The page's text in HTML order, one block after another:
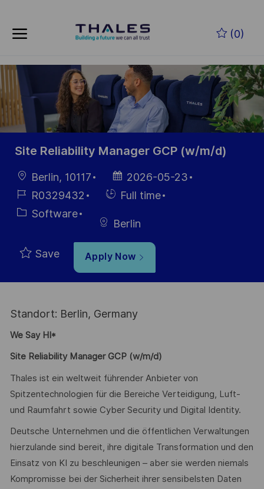
(0)
-
Site Reliability Manager GCP (w/m/d)
LocationBerlin, 10117
Posted
Date
2026-05-23
Job R0329432
HiringFull time
Category
Software
Berlin
Save Apply Now
Standort: Berlin, Germany
We Say HI*
Site Reliability Manager GCP (w/m/d)
Thales ist ein weltweit führender Anbieter von
Spitzentechnologien für die Bereiche Verteidigung, Luft-
und Raumfahrt sowie Cyber Security und Digital Identity.
Deutsche Unternehmen und die öffentlichen Verwaltungen
hierzulande sind bereit, ihre digitale Transformation und den
Einsatz von KI zu beschleunigen – aber sie werden niemals
Kompromisse bei der Sicherheit ihrer sensibelsten Daten